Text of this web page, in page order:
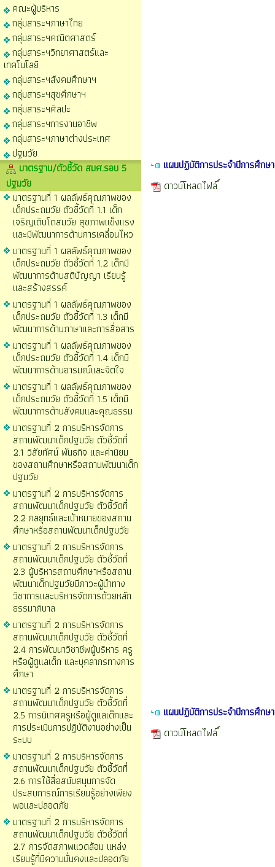
คณะผู้บริหาร
กลุ่มสาระฯภาษาไทย
กลุ่มสาระฯคณิตศาสตร์
กลุ่มสาระฯวิทยาศาสตร์และ
เทคโนโลยี
กลุ่มสาระฯสังคมศึกษาฯ
กลุ่มสาระฯสุขศึกษาฯ
กลุ่มสาระฯศิลปะ
กลุ่มสาระฯการงานอาชีพ
กลุ่มสาระฯภาษาต่างประเทศ
ปฐมวัย
มาตรฐาน/ตัวชี้วัด สมศ.รอบ 5
ปฐมวัย
มาตรฐานที่ 1 ผลลัพธ์คุณภาพของ
เด็กประถมวัย ตัวชี้วัดที่ 1.1 เด็ก
เจริญเติบโตสมวัย สุขภาพแข็งแรง
และมีพัฒนาการด้านการเคลื่อนไหว
มาตรฐานที่ 1 ผลลัพธ์คุณภาพของ
เด็กประถมวัย ตัวชี้วัดที่ 1.2 เด็กมี
พัฒนาการด้านสติปัญญา เรียนรู้
และสร้างสรรค์
มาตรฐานที่ 1 ผลลัพธ์คุณภาพของ
เด็กประถมวัย ตัวชี้วัดที่ 1.3 เด็กมี
พัฒนาการด้านภาษาและการสื่อสาร
มาตรฐานที่ 1 ผลลัพธ์คุณภาพของ
เด็กประถมวัย ตัวชี้วัดที่ 1.4 เด็กมี
พัฒนาการด้านอารมณ์และจิตใจ
มาตรฐานที่ 1 ผลลัพธ์คุณภาพของ
เด็กประถมวัย ตัวชี้วัดที่ 1.5 เด็กมี
พัฒนาการด้านสังคมและคุณธรรม
มาตรฐานที่ 2 การบริหารจัดการ
สถานพัฒนาเด็กปฐมวัย ตัวชี้วัดที่
2.1 วิสัยทัศน์ พันธกิจ และค่านิยม
ของสถานศึกษาหรือสถานพัฒนาเด็ก
ปฐมวัย
มาตรฐานที่ 2 การบริหารจัดการ
สถานพัฒนาเด็กปฐมวัย ตัวชี้วัดที่
2.2 กลยุทธ์และเป้าหมายของสถาน
ศึกษาหรือสถานพัฒนาเด็กปฐมวัย
มาตรฐานที่ 2 การบริหารจัดการ
สถานพัฒนาเด็กปฐมวัย ตัวชี้วัดที่
2.3 ผู้บริหารสถานศึกษาหรือสถาน
พัฒนาเด็กปฐมวัยมีภาวะผู้นำทาง
วิชาการและบริหารจัดการด้วยหลัก
ธรรมาภิบาล
มาตรฐานที่ 2 การบริหารจัดการ
สถานพัฒนาเด็กปฐมวัย ตัวชี้วัดที่
2.4 การพัฒนาวิชาชีพผู้บริหาร ครู
หรือผู้ดูแลเด็ก และบุคลากรทางการ
ศึกษา
มาตรฐานที่ 2 การบริหารจัดการ
สถานพัฒนาเด็กปฐมวัย ตัวชี้วัดที่
2.5 การนิเทศครูหรือผู้ดูแลเด็กและ
การประเมินการปฏิบัติงานอย่างเป็น
ระบบ
มาตรฐานที่ 2 การบริหารจัดการ
สถานพัฒนาเด็กปฐมวัย ตัวชี้วัดที่
2.6 การใช้สื่อสนับสนุนการจัด
ประสบการณ์การเรียนรู้อย่างเพียง
พอและปลอดภัย
มาตรฐานที่ 2 การบริหารจัดการ
สถานพัฒนาเด็กปฐมวัย ตัวชี้วัดที่
2.7 การจัดสภาพแวดล้อม แหล่ง
เรียนรู้ที่มีความมั่นคงและปลอดภัย
แผนปฏิบัติการประจำปีการศึกษ
ดาวน์โหลดไฟล์
แผนปฏิบัติการประจำปีการศึกษ
ดาวน์โหลดไฟล์